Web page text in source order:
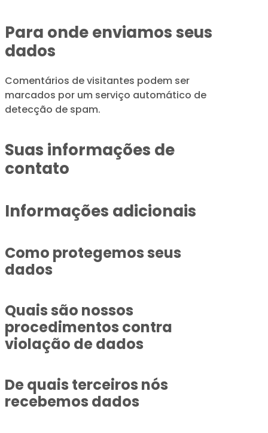
Para onde enviamos seus
dados
Comentários de visitantes podem ser
marcados por um serviço automático de
detecção de spam.
Suas informações de
contato
Informações adicionais
Como protegemos seus
dados
Quais são nossos
procedimentos contra
violação de dados
De quais terceiros nós
recebemos dados